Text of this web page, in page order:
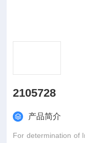
2105728
产品简介
For determination of